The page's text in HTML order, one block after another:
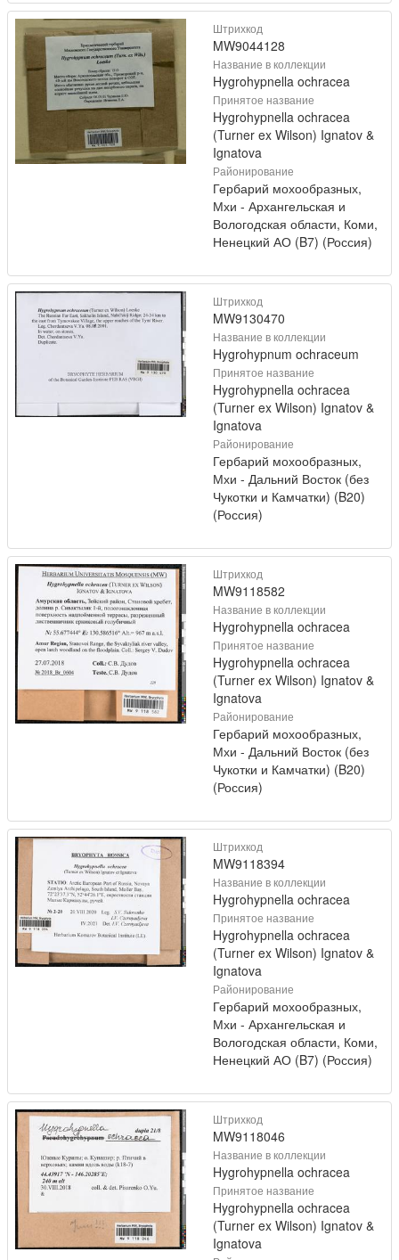
Штрихкод
MW9044128
Название в коллекции
Hygrohypnella ochracea
Принятое название
Hygrohypnella ochracea
(Turner ex Wilson) Ignatov &
Ignatova
Районирование
Гербарий мохообразных,
Мхи - Архангельская и
Вологодская области, Коми,
Ненецкий АО (B7) (Россия)
Штрихкод
MW9130470
Название в коллекции
Hygrohypnum ochraceum
Принятое название
Hygrohypnella ochracea
(Turner ex Wilson) Ignatov &
Ignatova
Районирование
Гербарий мохообразных,
Мхи - Дальний Восток (без
Чукотки и Камчатки) (B20)
(Россия)
Штрихкод
MW9118582
Название в коллекции
Hygrohypnella ochracea
Принятое название
Hygrohypnella ochracea
(Turner ex Wilson) Ignatov &
Ignatova
Районирование
Гербарий мохообразных,
Мхи - Дальний Восток (без
Чукотки и Камчатки) (B20)
(Россия)
Штрихкод
MW9118394
Название в коллекции
Hygrohypnella ochracea
Принятое название
Hygrohypnella ochracea
(Turner ex Wilson) Ignatov &
Ignatova
Районирование
Гербарий мохообразных,
Мхи - Архангельская и
Вологодская области, Коми,
Ненецкий АО (B7) (Россия)
Штрихкод
MW9118046
Название в коллекции
Hygrohypnella ochracea
Принятое название
Hygrohypnella ochracea
(Turner ex Wilson) Ignatov &
Ignatova